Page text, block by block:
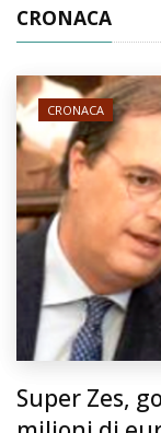
CRONACA
CRONACA
Super Zes,